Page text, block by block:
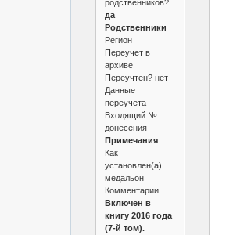
родственников?
да
Родственники
Регион
Переучет в
архиве
Переучтен? нет
Данные
переучета
Входящий №
донесения
Примечания
Как
установлен(а)
медальон
Комментарии
Включен в
книгу 2016 года
(7-й том).